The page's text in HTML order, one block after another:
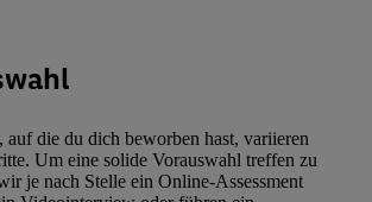
auf die du dich beworben hast, variieren
Um eine solide Vorauswahl treffen zu
je nach Stelle ein Online-Assessment
auch über
über „Anpassen“/„Nutzung der
widerrufen. Weitere Informationen
von Utiq.